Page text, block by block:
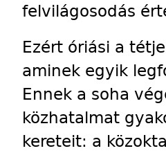
felvilágosodás
Ezért óriási a
aminek egyik
Ennek a soha
közhatalmat
kereteit: a